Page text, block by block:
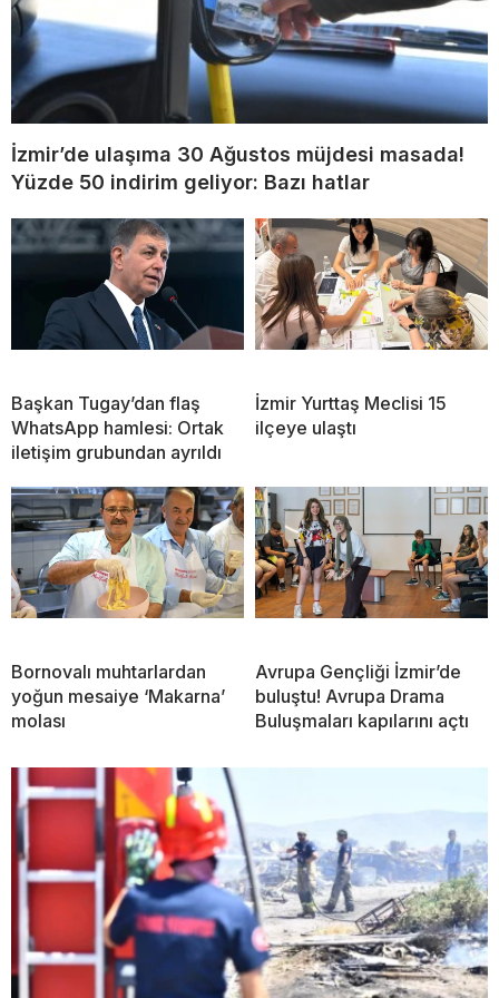
İzmir’de ulaşıma 30 Ağustos müjdesi masada!
Yüzde 50 indirim geliyor: Bazı hatlar
Başkan Tugay’dan flaş
WhatsApp hamlesi: Ortak
iletişim grubundan ayrıldı
İzmir Yurttaş Meclisi 15
ilçeye ulaştı
Bornovalı muhtarlardan
yoğun mesaiye ‘Makarna’
molası
Avrupa Gençliği İzmir’de
buluştu! Avrupa Drama
Buluşmaları kapılarını açtı